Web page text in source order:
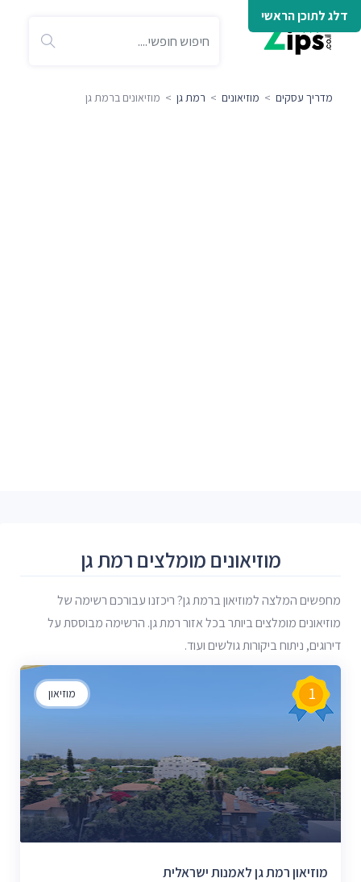
דלג לתוכן הראשי
מדריך עסקים > מוזיאונים > רמת גן > מוזיאונים ברמת גן
מוזיאונים מומלצים רמת גן
מחפשים המלצה למוזיאון ברמת גן? ריכזנו עבורכם רשימה של
מוזיאונים מומלצים ביותר בכל אזור רמת גן. הרשימה מבוססת על
דירוגים, ניתוח ביקורות גולשים ועוד.
מוזיאון 1
מוזיאון רמת גן לאמנות ישראלית